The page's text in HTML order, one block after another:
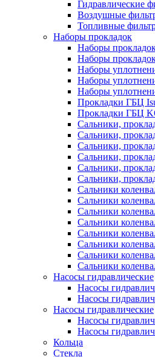
Гидравлические
Воздушные
Топливные
Наборы прокладок
Наборы
Наборы
Наборы
Наборы
Наборы
Прокладки ГБЦ
Прокладки ГБЦ
Сальники,
Сальники,
Сальники,
Сальники,
Сальники,
Сальники,
Сальники
Сальники
Сальники
Сальники
Сальники
Сальники
Сальники
Сальники
Насосы гидравлические
Насосы
Насосы
Насосы гидравлические
Насосы
Насосы
Кольца
Стекла